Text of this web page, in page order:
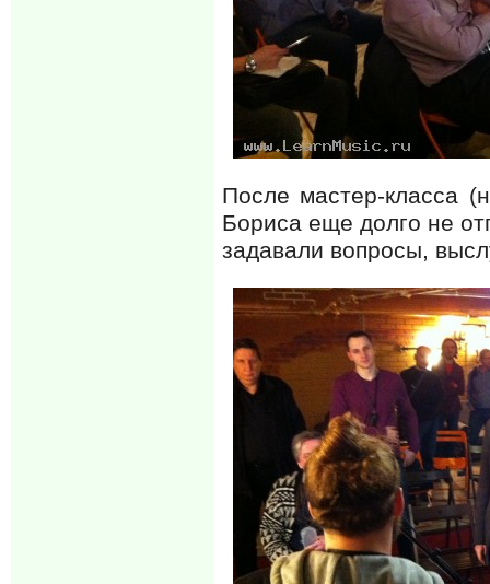
После мастер-класса
Бориса еще долго не
задавали вопросы,